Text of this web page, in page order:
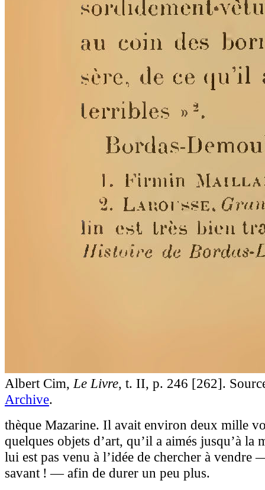
Albert Cim,Le Livre, t. II, p. 246 [262].
Archive.
thèque Mazarine. Il avait environ deux mille
quelques objets d’art, qu’il a aimés jusqu’à la
lui est pas venu à l’idée de chercher à vendre
savant ! — afin de durer un peu plus.